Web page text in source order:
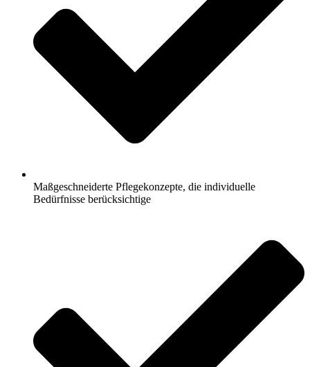
Maßgeschneiderte Pflegekonzepte, die individuelle
Bedürfnisse berücksichtige